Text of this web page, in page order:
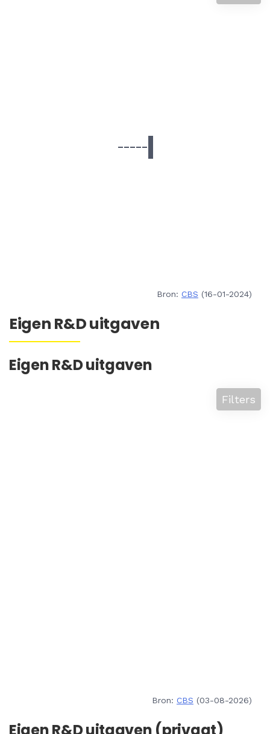
Bron: CBS (16-01-2024)
Eigen R&D uitgaven
Eigen R&D uitgaven
Filters
Bron: CBS (03-08-2026)
Eigen R&D uitgaven (privaat)